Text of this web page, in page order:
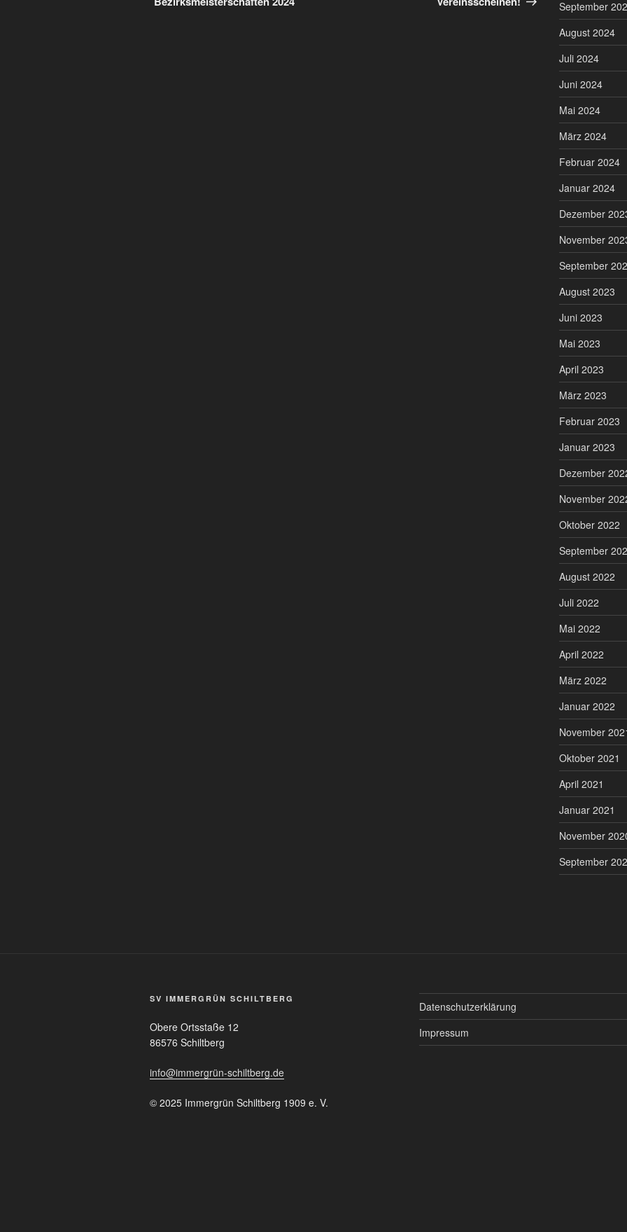
September
August 2024
Juli 2024
Juni 2024
Mai 2024
März 2024
Februar 2024
Januar 2024
Dezember
November
September
August 2023
Juni 2023
Mai 2023
April 2023
März 2023
Februar 2023
Januar 2023
Dezember
November
Oktober 2022
September
August 2022
Juli 2022
Mai 2022
April 2022
März 2022
Januar 2022
November
Oktober 2021
April 2021
Januar 2021
November
September
SV IMMERGRÜN SCHILTBERG
Obere Ortsstaße 12
86576 Schiltberg
info@immergrün-schiltberg.de
© 2025 Immergrün Schiltberg 1909 e. V.
Datenschutzerklärung
Impressum